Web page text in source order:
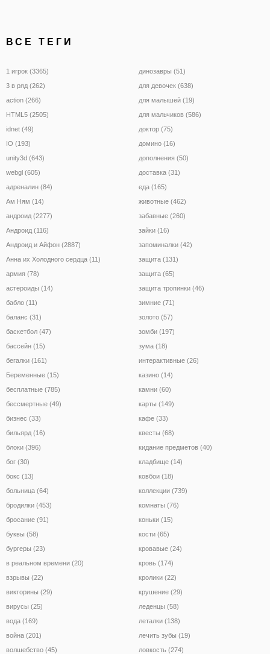
ВСЕ ТЕГИ
1 игрок (3365)
3 в ряд (262)
action (266)
HTML5 (2505)
idnet (49)
IO (193)
unity3d (643)
webgl (605)
адреналин (84)
Ам Ням (14)
андроид (2277)
Андроид (116)
Андроид и Айфон (2887)
Анна их Холодного сердца (11)
армия (78)
астероиды (14)
бабло (11)
баланс (31)
баскетбол (47)
бассейн (15)
бегалки (161)
Беременные (15)
бесплатные (785)
бессмертные (49)
бизнес (33)
бильярд (16)
блоки (396)
бог (30)
бокс (13)
больница (64)
бродилки (453)
бросание (91)
буквы (58)
бургеры (23)
в реальном времени (20)
взрывы (22)
викторины (29)
вирусы (25)
вода (169)
война (201)
волшебство (45)
динозавры (51)
для девочек (638)
для малышей (19)
для мальчиков (586)
доктор (75)
домино (16)
дополнения (50)
доставка (31)
еда (165)
животные (462)
забавные (260)
зайки (16)
запоминалки (42)
защита (131)
защита (65)
защита тропинки (46)
зимние (71)
золото (57)
зомби (197)
зума (18)
интерактивные (26)
казино (14)
камни (60)
карты (149)
кафе (33)
квесты (68)
кидание предметов (40)
кладбище (14)
ковбои (18)
коллекции (739)
комнаты (76)
коньки (15)
кости (65)
кровавые (24)
кровь (174)
кролики (22)
крушение (29)
леденцы (58)
леталки (138)
лечить зубы (19)
ловкость (274)